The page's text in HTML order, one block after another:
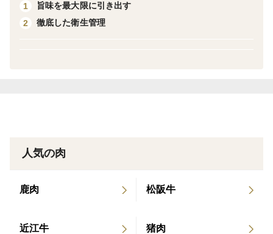
奥山ジビエの食肉処理場は山間部に位置しており猟場か
ら近いため、迅速な搬入が可能となっております。
熨斗希望、お中元、苗字 名前
1
旨味を最大限に引き出す
2
徹底した衛生管理
人気の肉
鹿肉 松阪牛
近江牛 猪肉